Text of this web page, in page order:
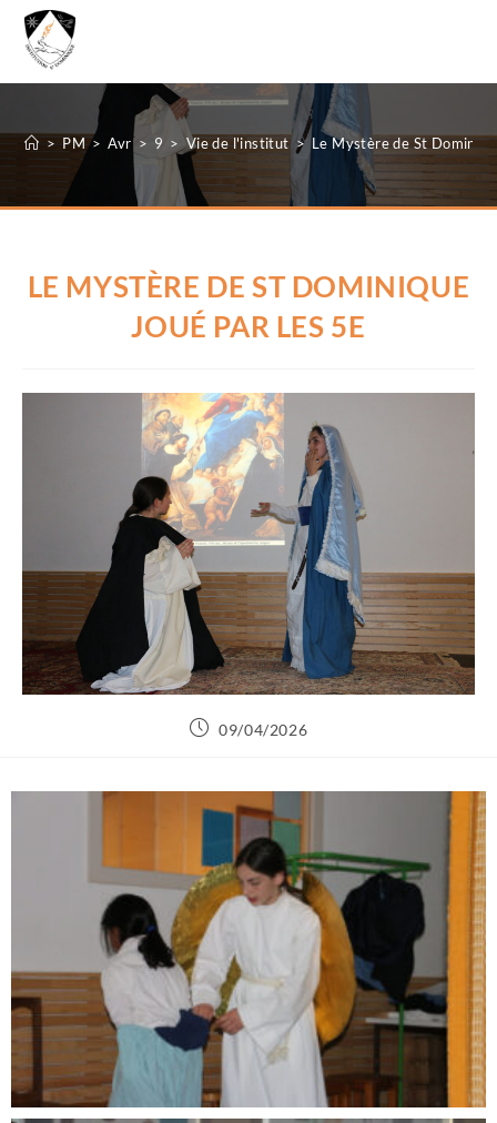
> PM > Avr > 9 > Vie de l'institut > Le Mystère de St
LE MYSTÈRE DE ST DOMINIQUE
JOUÉ PAR LES 5E
09/04/2026